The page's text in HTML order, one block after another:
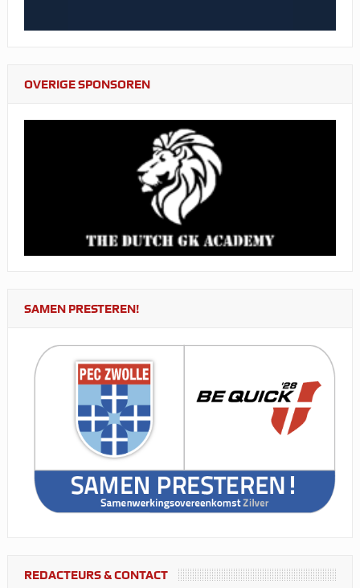
OVERIGE SPONSOREN
SAMEN PRESTEREN!
REDACTEURS & CONTACT